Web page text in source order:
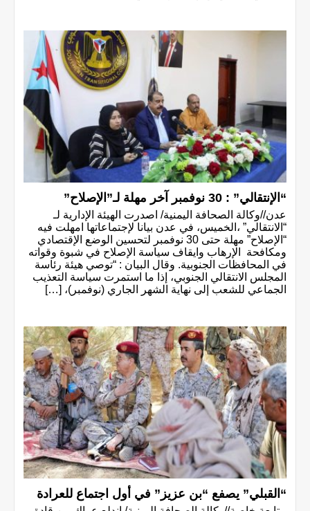
“الإنتقالي” : 30 نوفمبر آخر مهلة لـ”الإصلاح”
عدن//وكالة الصحافة اليمنية/ اصدرت الهيئة الإدارية لـ
“الانتقالي” ،الخميس، في عدن بيانا لإجتماعاتها امهلت فيه
“الإصلاح” مهلة حتى 30 نوفمبر لتحسين الوضع الإقتصادي
ومكافحة الإرهاب وايقاف سياسة الإصلاح في شبوة وقواته
في المحافظات الجنوبية. وقال البيان : “توصي هيئة رئاسة
المجلس الانتقالي الجنوبي، إذا ما استمرت سياسة التعذيب
الجماعي للشعب إلى نهاية الشهر الجاري (نوفمبر)، […]
“القبلي” يصفع “بن عزيز” في أول اجتماع للعرادة